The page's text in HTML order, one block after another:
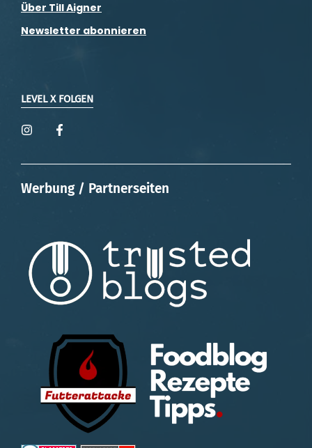
Über Till Aigner
Newsletter abonnieren
LEVEL X FOLGEN
Werbung / Partnerseiten